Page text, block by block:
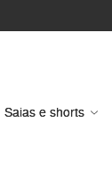
Saias e shorts